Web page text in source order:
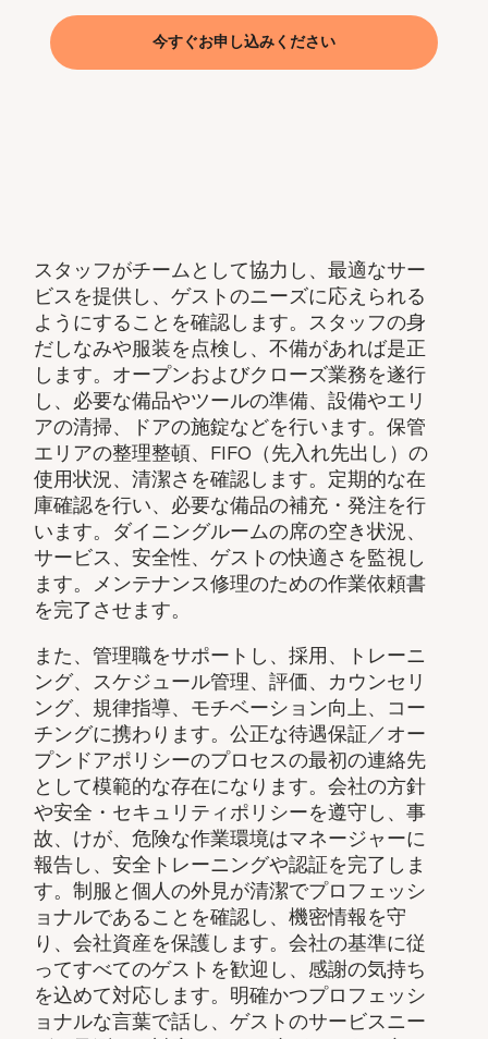
スタッフがチームとして協力し、最適なサー
ビスを提供し、ゲストのニーズに応えられる
ようにすることを確認します。スタッフの身
だしなみや服装を点検し、不備があれば是正
します。オープンおよびクローズ業務を遂行
し、必要な備品やツールの準備、設備やエリ
アの清掃、ドアの施錠などを行います。保管
エリアの整理整頓、FIFO（先入れ先出し）の
使用状況、清潔さを確認します。定期的な在
庫確認を行い、必要な備品の補充・発注を行
います。ダイニングルームの席の空き状況、
サービス、安全性、ゲストの快適さを監視し
ます。メンテナンス修理のための作業依頼書
を完了させます。
また、管理職をサポートし、採用、トレーニ
ング、スケジュール管理、評価、カウンセリ
ング、規律指導、モチベーション向上、コー
チングに携わります。公正な待遇保証／オー
プンドアポリシーのプロセスの最初の連絡先
として模範的な存在になります。会社の方針
や安全・セキュリティポリシーを遵守し、事
故、けが、危険な作業環境はマネージャーに
報告し、安全トレーニングや認証を完了しま
す。制服と個人の外見が清潔でプロフェッシ
ョナルであることを確認し、機密情報を守
り、会社資産を保護します。会社の基準に従
ってすべてのゲストを歓迎し、感謝の気持ち
を込めて対応します。明確かつプロフェッシ
ョナルな言葉で話し、ゲストのサービスニー
今すぐお申し込みください